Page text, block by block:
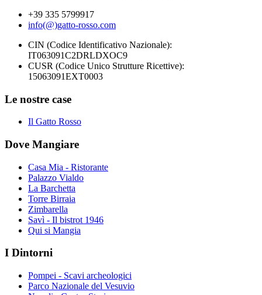
+39 335 5799917
info(@)gatto-rosso.com
CIN (Codice Identificativo Nazionale):
IT063091C2DRLDXOC9
CUSR (Codice Unico Strutture Ricettive):
15063091EXT0003
Le nostre case
Il Gatto Rosso
Dove Mangiare
Casa Mia - Ristorante
Palazzo Vialdo
La Barchetta
Torre Birraia
Zimbarella
Savì - Il bistrot 1946
Qui si Mangia
I Dintorni
Pompei - Scavi archeologici
Parco Nazionale del Vesuvio